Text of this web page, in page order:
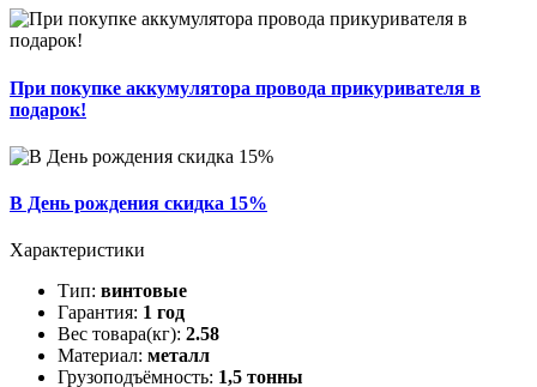
При покупке аккумулятора провода прикуривателя в
подарок!
В День рождения скидка 15%
Характеристики
Тип: винтовые
Гарантия: 1 год
Вес товара(кг): 2.58
Материал: металл
Грузоподъёмность: 1,5 тонны